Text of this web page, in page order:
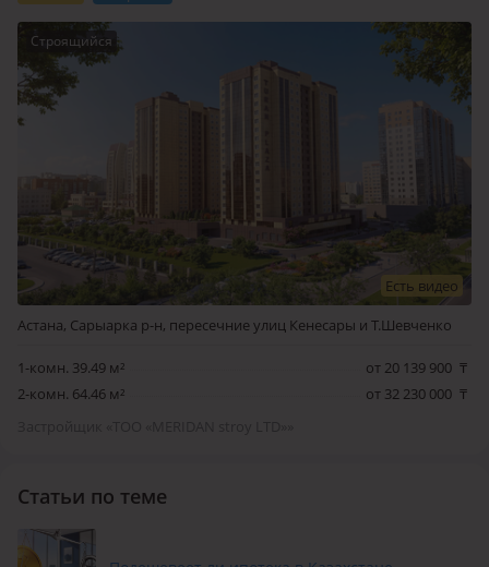
Есть видео
Строящийся
Астана, Сарыарка р-н, пересечние улиц Кенесары и Т.Шевченко
1-комн. 39.49 м² от 20 139 900 ₸
2-комн. 64.46 м²
от 32 230 000 ₸
Статьи по теме